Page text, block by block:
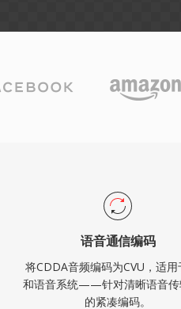
语音通信编码
将CDDA音频编码为CVU，适
和语音系统——针对清晰语音传
的紧凑编码。